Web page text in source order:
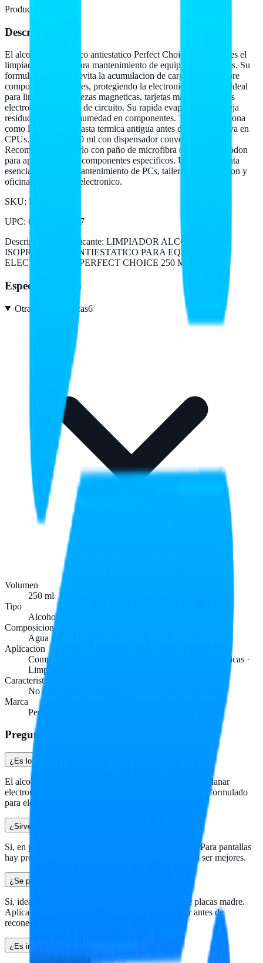
Producto original
Descripción
El alcohol isopropilico antiestatico Perfect Choice de 250 ml es el
limpiador esencial para mantenimiento de equipos electronicos. Su
formula antiestatica evita la acumulacion de carga estatica sobre
componentes sensibles, protegiendo la electronica al limpiar. Ideal
para limpieza de cabezas magneticas, tarjetas madre, contactos
electronicos y placas de circuito. Su rapida evaporacion no deja
residuos, marcas ni humedad en componentes. Tambien funciona
como limpiador de pasta termica antigua antes de aplicar nueva en
CPUs. Frasco de 250 ml con dispensador conveniente.
Recomendamos usarlo con paño de microfibra o copo de algodon
para aplicaciones en componentes especificos. Una herramienta
esencial en kits de mantenimiento de PCs, talleres de reparacion y
oficinas con equipo electronico.
SKU: PC-034087
UPC: 615604034087
Descripción del fabricante: LIMPIADOR ALCOHOL
ISOPROPILICO ANTIESTATICO PARA EQUIPOS
ELECTRONICOS PERFECT CHOICE 250 ML
Especificaciones
Otras características6
Volumen
250 ml
Tipo
Alcohol isopropilico antiestatico
Composicion
Agua · Alcohol · Conservador · Fragancia
Aplicacion
Componentes electronicos · Tarjetas · Cabezas magneticas ·
Limpieza de pasta termica
Caracteristicas
No deja residuos · Rapida evaporacion · Antiestatico
Marca
Perfect Choice
Preguntas frecuentes
¿Es lo mismo que alcohol farmacia 70%?
El alcohol farmacia 70% tiene 30% de agua que puede danar
electronica sensible. Este es alcohol isopropilico (puro) formulado
para electronica, sin riesgo de oxidacion.
¿Sirve para limpiar pantallas?
Si, en proporcion correcta y con paño de microfibra. Para pantallas
hay productos especificos antibacteriales que pueden ser mejores.
¿Se puede usar en placas madre?
Si, ideal para limpiar contactos y eliminar polvo de placas madre.
Aplica con paño o copo de algodon, deja evaporar antes de
reconectar.
¿Es inflamable?